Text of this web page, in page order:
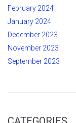
February 2024
January 2024
December 2023
November 2023
September 2023